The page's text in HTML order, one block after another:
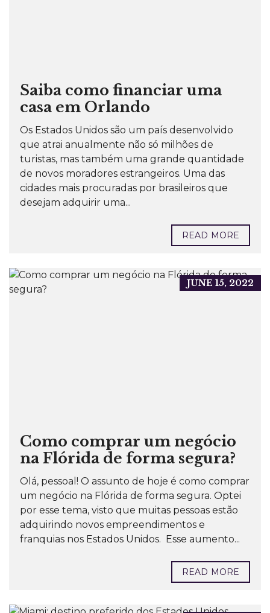
Saiba como financiar uma
casa em Orlando
Os Estados Unidos são um país desenvolvido
que atrai anualmente não só milhões de
turistas, mas também uma grande quantidade
de novos moradores estrangeiros. Uma das
cidades mais procuradas por brasileiros que
desejam adquirir uma...
READ MORE
JUNE 15, 2022
Como comprar um negócio
na Flórida de forma segura?
Olá, pessoal! O assunto de hoje é como comprar
um negócio na Flórida de forma segura. Optei
por esse tema, visto que muitas pessoas estão
adquirindo novos empreendimentos e
franquias nos Estados Unidos. Esse aumento...
READ MORE